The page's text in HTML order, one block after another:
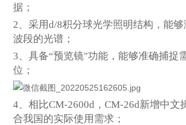
据；
2、采用d/8积分球光学照明结构，能够
波段的光谱；
3、具备“预览镜"功能，能够准确捕捉
位；
4、相比CM-2600d，CM-26d新增中文
合我国的实际使用需求；